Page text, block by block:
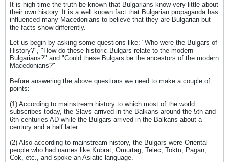
It is high time the truth be known that Bulgarians know very little about
their own history. It is a well known fact that Bulgarian propaganda has
influenced many Macedonians to believe that they are Bulgarian but
the facts show differently.
Let us begin by asking some questions like: "Who were the Bulgars of
History?", "How do these historic Bulgars relate to the modern
Bulgarians?" and "Could these Bulgars be the ancestors of the modern
Macedonians?"
Before answering the above questions we need to make a couple of
points:
(1) According to mainstream history to which most of the world
subscribes today, the Slavs arrived in the Balkans around the 5th and
6th centuries AD while the Bulgars arrived in the Balkans about a
century and a half later.
(2) Also according to mainstream history, the Bulgars were Oriental
people who had names like Kubrat, Omurtag, Telec, Toktu, Pagan,
Cok, etc., and spoke an Asiatic language.